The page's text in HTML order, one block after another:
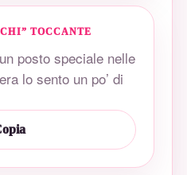
TOCCANTE
posto speciale nelle
lo sento un po’ di